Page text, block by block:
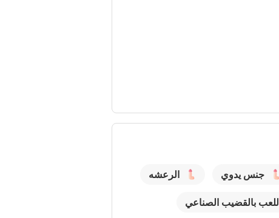
جنس يدوي الرعشه
اللعب بالقضيب الصناعي